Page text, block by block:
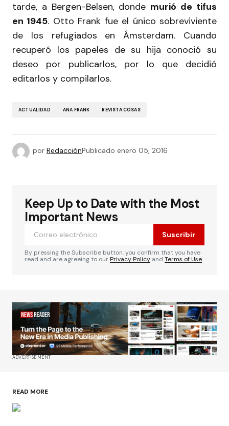
tarde, a Bergen-Belsen, donde murió de tifus
en 1945. Otto Frank fue el único sobreviviente
de los refugiados en Ámsterdam. Cuando
recuperó los papeles de su hija conoció su
deseo por publicarlos, por lo que decidió
editarlos y compilarlos.
ACTUALIDAD ANA FRANK REVISTA COSAS
por RedacciónPublicado enero 05, 2016
Keep Up to Date with the Most
Important News
Suscribir
By pressing the Subscribe button, you confirm that you have
read and are agreeing to ourPrivacy Policy and Terms of Use
ADVERTISEMENT
READ MORE